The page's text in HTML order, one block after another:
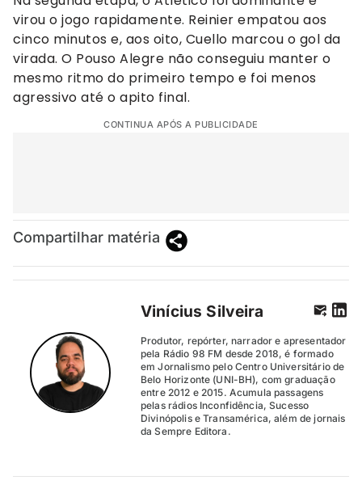
virou o jogo rapidamente. Reinier empatou aos
cinco minutos e, aos oito, Cuello marcou o gol da
virada. O Pouso Alegre não conseguiu manter o
mesmo ritmo do primeiro tempo e foi menos
agressivo até o apito final.
CONTINUA APÓS A PUBLICIDADE
Compartilhar matéria
Vinícius Silveira
Produtor, repórter, narrador e apresentador
pela Rádio 98 FM desde 2018, é formado
em Jornalismo pelo Centro Universitário de
Belo Horizonte (UNI-BH), com graduação
entre 2012 e 2015. Acumula passagens
pelas rádios Inconfidência, Sucesso
Divinópolis e Transamérica, além de jornais
da Sempre Editora.